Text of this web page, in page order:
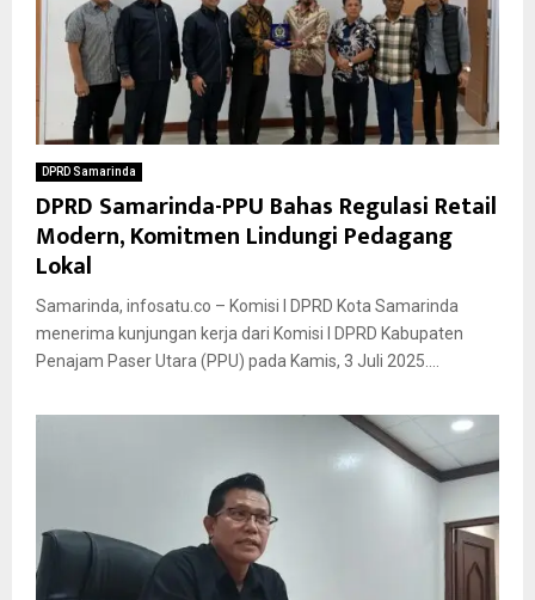
DPRD Samarinda
DPRD Samarinda-PPU Bahas Regulasi Retail
Modern, Komitmen Lindungi Pedagang
Lokal
Samarinda, infosatu.co – Komisi I DPRD Kota Samarinda
menerima kunjungan kerja dari Komisi I DPRD Kabupaten
Penajam Paser Utara (PPU) pada Kamis, 3 Juli 2025....